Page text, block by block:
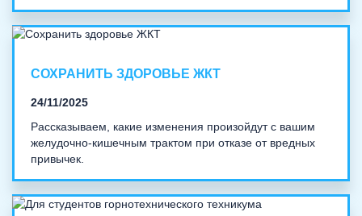
СОХРАНИТЬ ЗДОРОВЬЕ ЖКТ
24/11/2025
Рассказываем, какие изменения произойдут с вашим
желудочно-кишечным трактом при отказе от вредных
привычек.